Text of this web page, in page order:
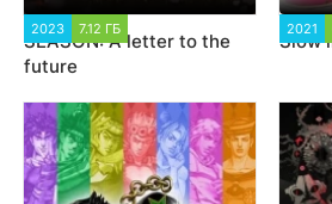
2023 7.12 ГБ
SEASON: A letter to the
future
2021
Slow